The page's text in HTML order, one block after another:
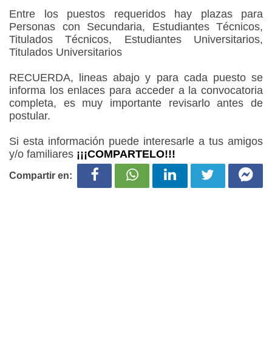
Entre los puestos requeridos hay plazas para
Personas con Secundaria, Estudiantes Técnicos,
Titulados Técnicos, Estudiantes Universitarios,
Titulados Universitarios
RECUERDA, lineas abajo y para cada puesto se
informa los enlaces para acceder a la convocatoria
completa, es muy importante revisarlo antes de
postular.
Si esta información puede interesarle a tus amigos
y/o familiares ¡¡¡COMPARTELO!!!
Compartir en: